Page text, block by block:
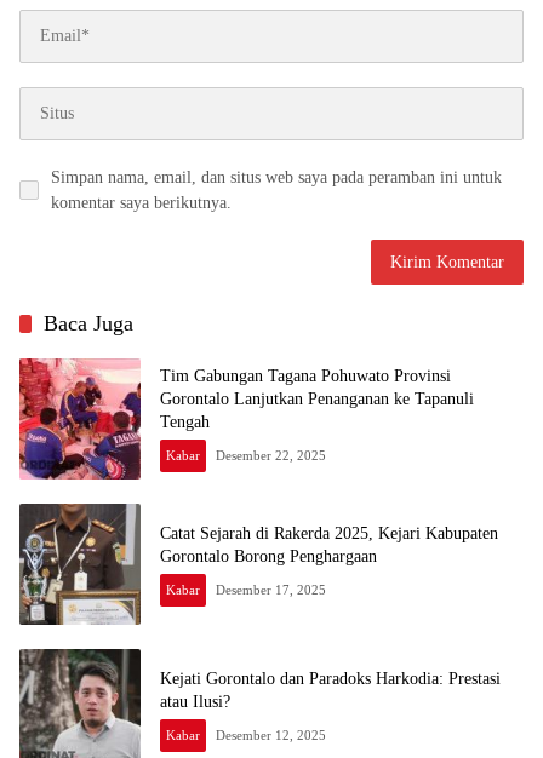
Simpan nama, email, dan situs web saya pada peramban ini untuk
komentar saya berikutnya.
Baca Juga
Tim Gabungan Tagana Pohuwato Provinsi
Gorontalo Lanjutkan Penanganan ke Tapanuli
Tengah
Kabar Desember 22, 2025
Catat Sejarah di Rakerda 2025, Kejari Kabupaten
Gorontalo Borong Penghargaan
Kabar Desember 17, 2025
Kejati Gorontalo dan Paradoks Harkodia: Prestasi
atau Ilusi?
Kabar Desember 12, 2025